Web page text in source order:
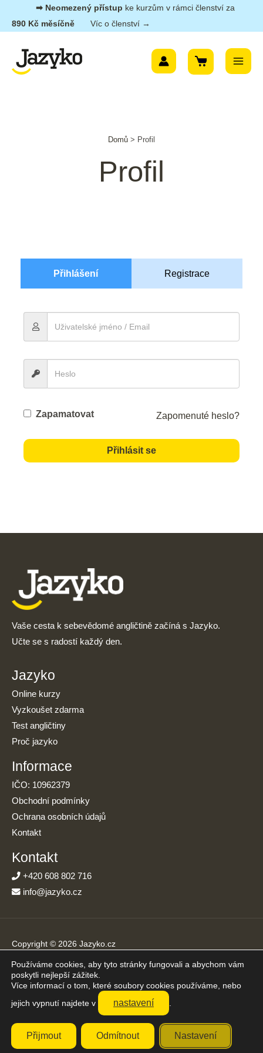
Přeskočit➡︎ Neomezený přístup ke kurzům v rámci členství za
890 Kč měsíčně
Víc o členství →
Menu
Domů > Profil
Profil
Přihlášení Registrace
Zapamatovat Zapomenuté heslo?
Přihlásit se
Vaše cesta k sebevědomé angličtině začíná s Jazyko.
Učte se s radostí každý den.
Jazyko
Online kurzy
Vyzkoušet zdarma
Test angličtiny
Proč jazyko
Informace
IČO: 10962379
Obchodní podmínky
Ochrana osobních údajů
Kontakt
Kontakt
+420 608 802 716
info@jazyko.cz
Copyright © 2026 Jazyko.cz
Online kurzy angličtiny s podporou živého lektora. Učíte se jen
20 minut denně.
Přijímáme platby online
Používáme cookies, aby tyto stránky fungovali a abychom vám
poskytli nejlepší zážitek.
Více informací o tom, které soubory cookies používáme, nebo
jejich vypnutí najdete v
nastavení
Přijmout Odmítnout Nastavení